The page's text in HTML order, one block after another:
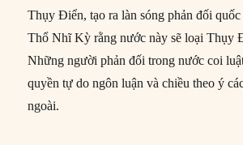
Thụy Điển, tạo ra làn sóng phản đối quốc
Thổ Nhĩ Kỳ rằng nước này sẽ loại Thụy
Những người phản đối trong nước coi
quyền tự do ngôn luận và chiều theo ý
ngoài.